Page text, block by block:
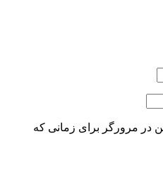
در مرورگر برای زمانی که